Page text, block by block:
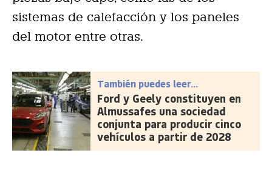
sistemas de calefacción y los paneles
del motor entre otras.
También puedes leer...
Ford y Geely constituyen en
Almussafes una sociedad
conjunta para producir cinco
vehículos a partir de 2028